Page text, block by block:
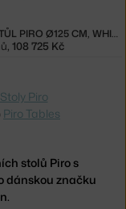
stolů Piro s
dánskou značku
JÍDELNÍ STŮL PIRO Ø125 CM, WHITE OAK
, 108 725 Kč
Stoly Piro
Piro Tables